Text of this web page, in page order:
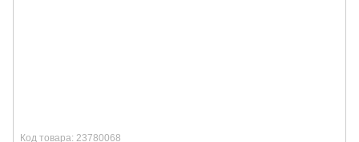
Код товара: 23780068